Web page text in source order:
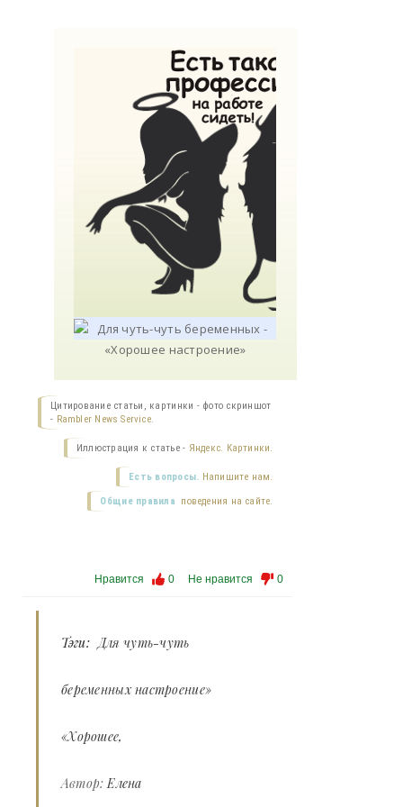
Цитирование статьи, картинки - фото скриншот
- Rambler News Service.
Иллюстрация к статье - Яндекс. Картинки.
Есть вопросы. Напишите нам.
Общие правила поведения на сайте.
Нравится 0 Не нравится 0
Тэги: Для чуть-чуть
беременных настроение»
«Хорошее
Автор:Елена